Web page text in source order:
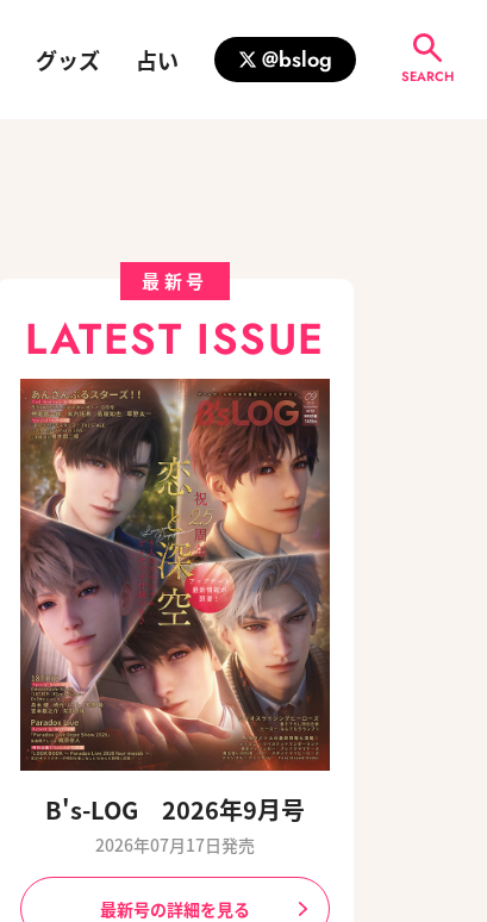
グッズ 占い @bslog
SEARCH
最新号
LATEST ISSUE
B's-LOG 2026年9月号
2026年07月17日発売
最新号の詳細を見る